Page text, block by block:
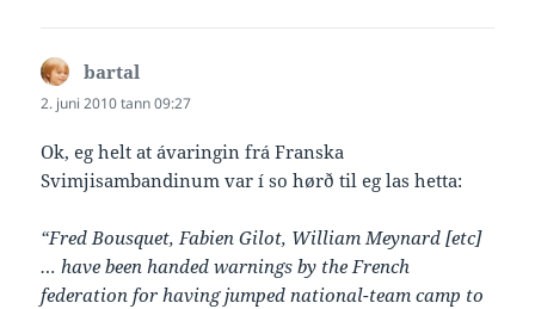
bartal
2. juni 2010 tann 09:27
Ok, eg helt at ávaringin frá Franska
Svimjisambandinum var í so hørð til eg las hetta:
“Fred Bousquet, Fabien Gilot, William Meynard [etc]
… have been handed warnings by the French
federation for having jumped national-team camp to